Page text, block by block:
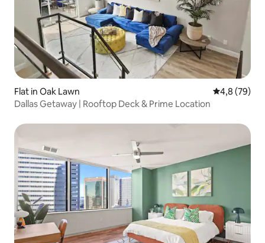
Flat in Oak Lawn Gemiddelde
4,8 (79)
Dallas Getaway | Rooftop Deck & Prime Location